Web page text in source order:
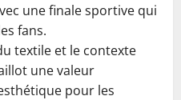
une finale sportive qui
fans.
textile et le contexte
une valeur
pour les